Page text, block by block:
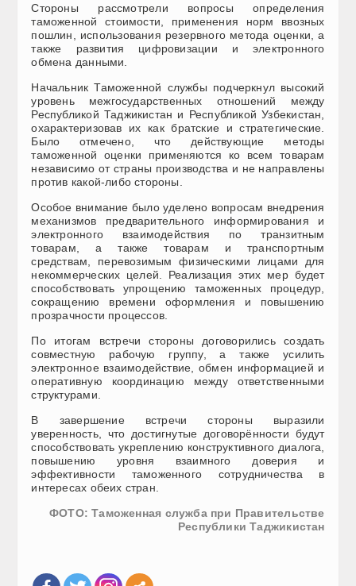
Стороны рассмотрели вопросы определения
таможенной стоимости, применения норм ввозных
пошлин, использования резервного метода оценки, а
также развития цифровизации и электронного
обмена данными.
Начальник Таможенной службы подчеркнул высокий
уровень межгосударственных отношений между
Республикой Таджикистан и Республикой Узбекистан,
охарактеризовав их как братские и стратегические.
Было отмечено, что действующие методы
таможенной оценки применяются ко всем товарам
независимо от страны производства и не направлены
против какой-либо стороны.
Особое внимание было уделено вопросам внедрения
механизмов предварительного информирования и
электронного взаимодействия по транзитным
товарам, а также товарам и транспортным
средствам, перевозимым физическими лицами для
некоммерческих целей. Реализация этих мер будет
способствовать упрощению таможенных процедур,
сокращению времени оформления и повышению
прозрачности процессов.
По итогам встречи стороны договорились создать
совместную рабочую группу, а также усилить
электронное взаимодействие, обмен информацией и
оперативную координацию между ответственными
структурами.
В завершение встречи стороны выразили
уверенность, что достигнутые договорённости будут
способствовать укреплению конструктивного диалога,
повышению уровня взаимного доверия и
эффективности таможенного сотрудничества в
интересах обеих стран.
ФОТО: Таможенная служба при Правительстве
Республики Таджикистан